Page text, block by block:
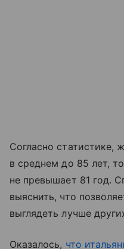
Согласно
в среднем до 85 лет,
не превышает 81 год.
выяснить, что
выглядеть лучше
Оказалось, что